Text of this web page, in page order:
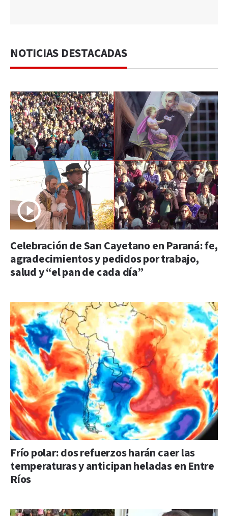
NOTICIAS DESTACADAS
Celebración de San Cayetano en Paraná: fe,
agradecimientos y pedidos por trabajo,
salud y “el pan de cada día”
Frío polar: dos refuerzos harán caer las
temperaturas y anticipan heladas en Entre
Ríos